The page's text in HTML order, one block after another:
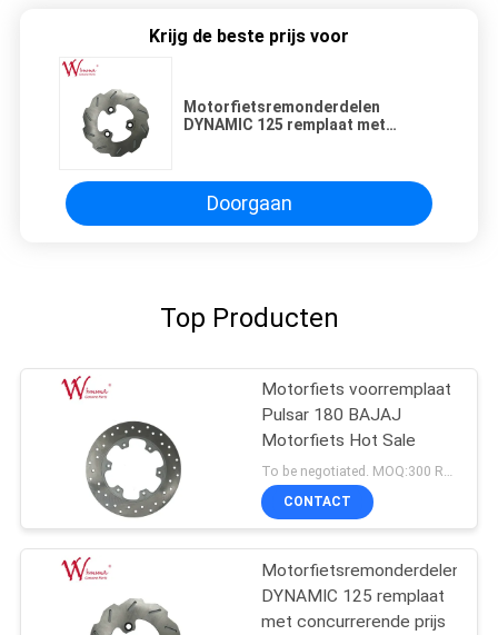
Krijg de beste prijs voor
Motorfietsremonderdelen
DYNAMIC 125 remplaat met
Doorgaan
Top Producten
Motorfiets voorremplaat
Pulsar 180 BAJAJ
Motorfiets Hot Sale
CONTACT
Motorfietsremonderdelen
DYNAMIC 125 remplaat
met concurrerende prijs